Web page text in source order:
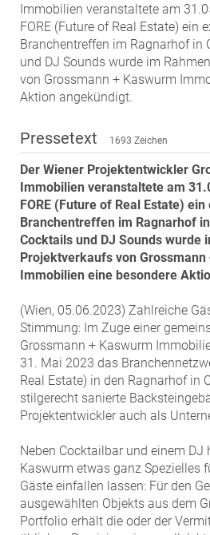
STEUP Realitäten
STIX + Partner
teamneunzehn
VÖPE Next
Verband Österreichischer
Weinrauch Rechtsanwälte
WINEGG Realitäten
ZEHA Real Estate
Media
Pressekontakt
Immobilien veranstaltete am
FORE (Future of Real Estate) ein
Branchentreffen im Ragnarhof in
und DJ Sounds wurde im
von Grossmann + Kaswurm
Aktion angekündigt.
Pressetext 1693 Zeichen
Der Wiener Projektentwickler
Immobilien veranstaltete am
FORE (Future of Real Estate)
Branchentreffen im Ragnarhof
Cocktails und DJ Sounds wurde
Projektverkaufs von Grossmann
Immobilien eine besondere
(Wien, 05.06.2023) Zahlreiche
Stimmung: Im Zuge einer
Grossmann + Kaswurm
31. Mai 2023 das
Real Estate) in den Ragnarhof in
stilgerecht sanierte
Projektentwickler auch als
Neben Cocktailbar und einem
Kaswurm etwas ganz Spezielles
Gäste einfallen lassen: Für den
ausgewählten Objekts aus dem
Portfolio erhält die oder der